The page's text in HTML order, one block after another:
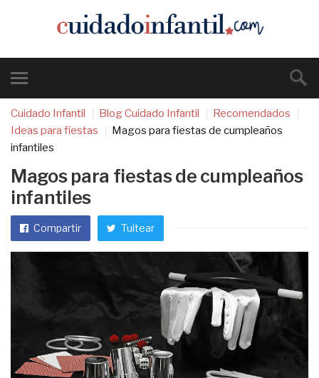
Cuidado Infantil Blog Cuidado Infantil
Recomendados
Ideas para fiestas
Magos para fiestas de cumpleaños
infantiles
Magos para fiestas de cumpleaños
infantiles
Compartir Tuitear